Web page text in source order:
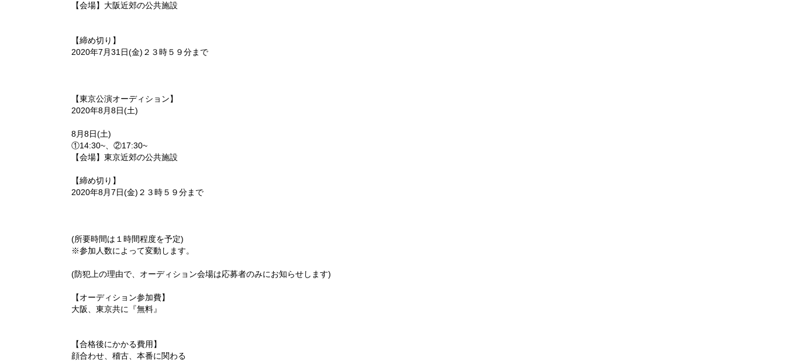
【会場】大阪近郊の公共施設
【締め切り】
2020年7月31日(金)２３時５９分まで
【東京公演オーディション】
2020年8月8日(土)
8月8日(土)
①14:30~、②17:30~
【会場】東京近郊の公共施設
【締め切り】
2020年8月7日(金)２３時５９分まで
(所要時間は１時間程度を予定)
※参加人数によって変動します。
(防犯上の理由で、オーディション会場は応募者のみにお知らせします)
【オーディション参加費】
大阪、東京共に『無料』
【合格後にかかる費用】
顔合わせ、稽古、本番に関わる